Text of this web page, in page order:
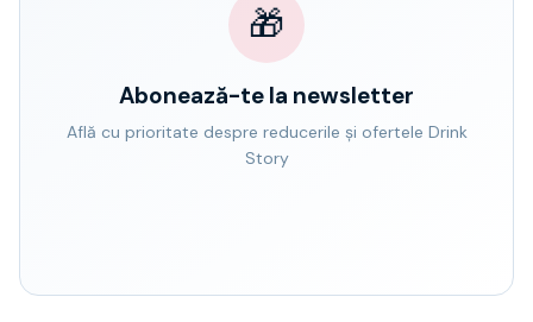
🎁
Abonează-te la newsletter
Află cu prioritate despre reducerile și ofertele Drink
Story